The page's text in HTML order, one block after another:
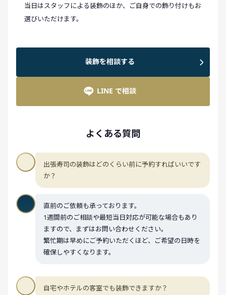
当日はスタッフによる装飾のほか、ご自身での飾り付けもお
選びいただけます。
装飾を相談する
LINE で相談
よくある質問
出張寿司の装飾はどのくらい前に予約すればいいです
か？
直前のご依頼も承っております。
1週間前のご相談や最短当日対応が可能な場合もあり
ますので、まずはお問い合わせください。
繁忙期は早めにご予約いただくほど、ご希望の日時を
確保しやすくなります。
自宅やホテルの客室でも装飾できますか？